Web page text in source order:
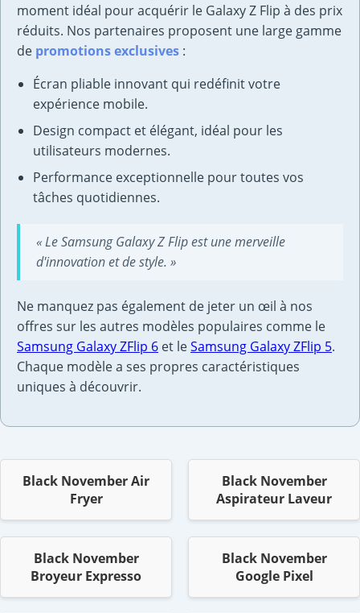
moment idéal pour acquérir le Galaxy Z Flip à des prix
réduits. Nos partenaires proposent une large gamme
de promotions exclusives :
Écran pliable innovant qui redéfinit votre
expérience mobile.
Design compact et élégant, idéal pour les
utilisateurs modernes.
Performance exceptionnelle pour toutes vos
tâches quotidiennes.
« Le Samsung Galaxy Z Flip est une merveille
d'innovation et de style. »
Ne manquez pas également de jeter un œil à nos
offres sur les autres modèles populaires comme le
Samsung Galaxy ZFlip 6 et leSamsung Galaxy ZFlip 5.
Chaque modèle a ses propres caractéristiques
uniques à découvrir.
Black November Air
Fryer
Black November
Aspirateur Laveur
Black November
Broyeur Expresso
Black November
Google Pixel